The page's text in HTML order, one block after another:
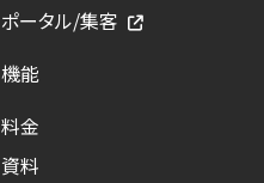
ポータル/集客
機能
料金
資料